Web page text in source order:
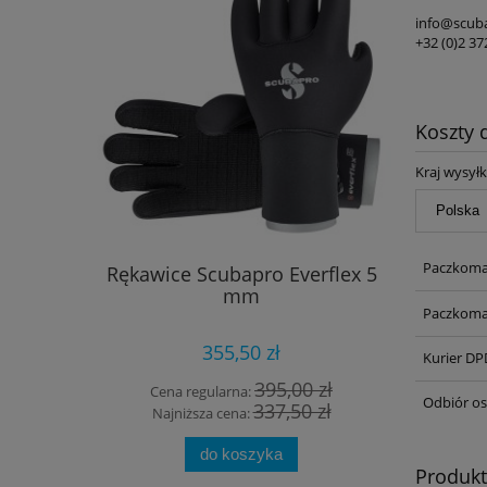
Rękawice Scubapro Everflex 5
mm
355,50 zł
Cena regularna:395,00 zł
Najniższa cena:337,50 zł
do koszyka
Torba
+32 (0)2
Koszty
Kraj
Kurier
Odbiór